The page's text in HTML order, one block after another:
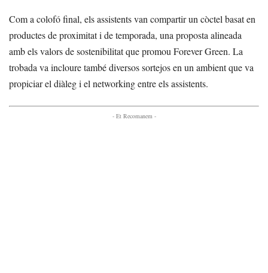
Com a colofó final, els assistents van compartir un còctel basat en
productes de proximitat i de temporada, una proposta alineada
amb els valors de sostenibilitat que promou Forever Green. La
trobada va incloure també diversos sortejos en un ambient que va
propiciar el diàleg i el networking entre els assistents.
- Et Recomanem -